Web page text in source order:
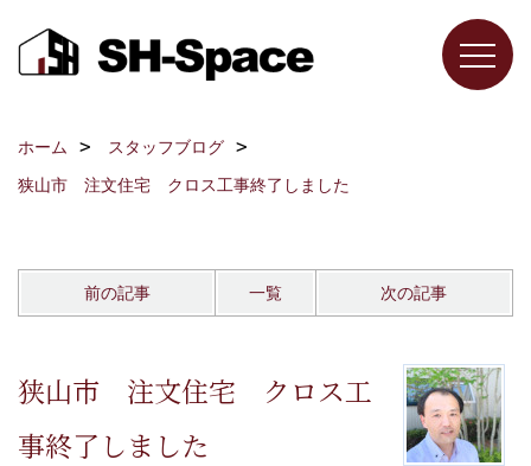
ホーム
スタッフブログ
狭山市 注文住宅 クロス工事終了しました
前の記事 一覧 次の記事
狭山市 注文住宅 クロス工
事終了しました